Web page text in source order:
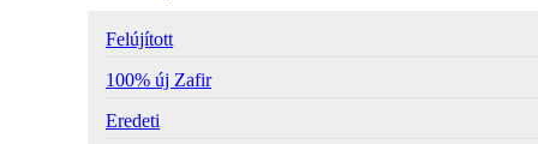
Felújított
100% új Zafir
Eredeti